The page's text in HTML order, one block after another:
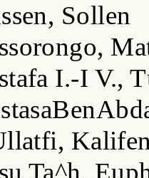
Sollen
I.-I V.,